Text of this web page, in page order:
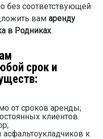
без соответствующей
вам аренду
в Родниках.
срок и
от сроков аренды;
клиентов.
к